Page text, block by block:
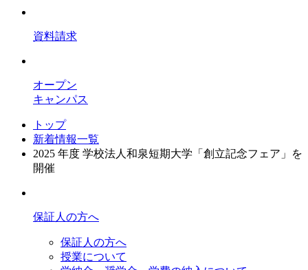
資料請求
オープン
キャンパス
トップ
新着情報一覧
2025 年度 学校法人和泉短期大学「創立記念フェア」を
開催
保証人の方へ
保証人の方へ
授業について